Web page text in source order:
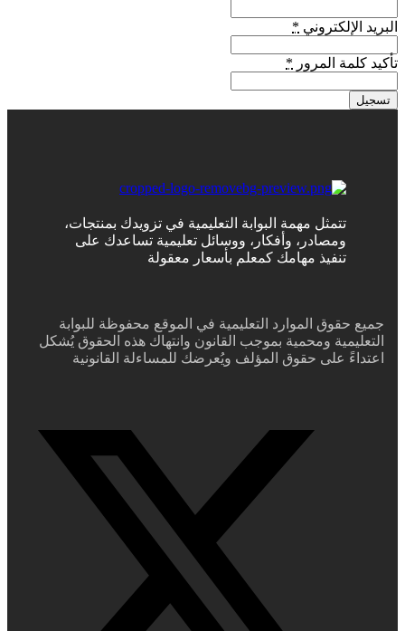
البريد الإلكتروني *
تأكيد كلمة المرور *
تسجيل
تتمثل مهمة البوابة التعليمية في تزويدك بمنتجات،
ومصادر، وأفكار، ووسائل تعليمية تساعدك على
تنفيذ مهامك كمعلم بأسعار معقولة
جميع حقوق الموارد التعليمية في الموقع محفوظة للبوابة
التعليمية ومحمية بموجب القانون وانتهاك هذه الحقوق يُشكل
اعتداءً على حقوق المؤلف ويُعرضك للمساءلة القانونية